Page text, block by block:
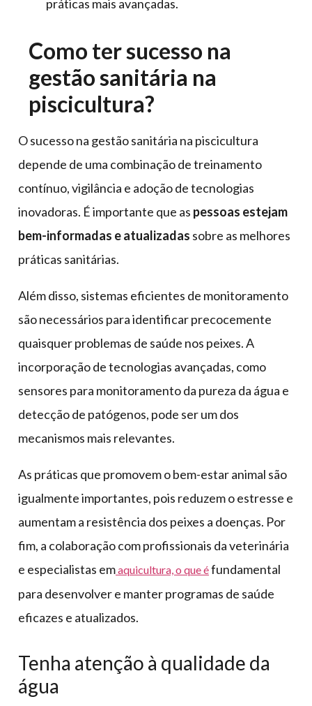
práticas mais avançadas.
Como ter sucesso na
gestão sanitária na
piscicultura?
O sucesso na gestão sanitária na piscicultura
depende de uma combinação de treinamento
contínuo, vigilância e adoção de tecnologias
inovadoras. É importante que as pessoas estejam
bem-informadas e atualizadas sobre as melhores
práticas sanitárias.
Além disso, sistemas eficientes de monitoramento
são necessários para identificar precocemente
quaisquer problemas de saúde nos peixes. A
incorporação de tecnologias avançadas, como
sensores para monitoramento da pureza da água e
detecção de patógenos, pode ser um dos
mecanismos mais relevantes.
As práticas que promovem o bem-estar animal são
igualmente importantes, pois reduzem o estresse e
aumentam a resistência dos peixes a doenças. Por
fim, a colaboração com profissionais da veterinária
e especialistas emaquicultura, o que éfundamental
para desenvolver e manter programas de saúde
eficazes e atualizados.
Tenha atenção à qualidade da
água